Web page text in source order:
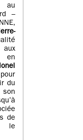
au
–
-
en
du
de
le